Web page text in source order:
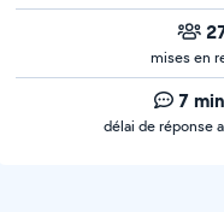
mises en
7
délai de réponse